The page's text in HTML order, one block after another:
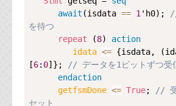
await (isdata == 1 'h0);
を待つ
repeat (8) action
idata <= {isdata,
[6: 0]};
// データを1ビットずつ受
endaction
getfsmDone <= True;
// 受
セット